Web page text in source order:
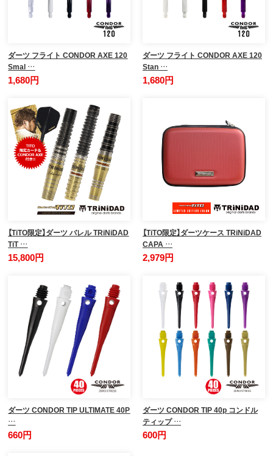
ダーツ フライト CONDOR AXE 120
Smal …
1,680円
ダーツ フライト CONDOR AXE 120
Stan …
1,680円
【TiTO限定】ダーツ バレル TRiNiDAD
TiT …
15,800円
【TiTO限定】ダーツケース TRiNiDAD
CAPA …
2,979円
ダーツ CONDOR TIP ULTIMATE 40P
…
660円
ダーツ CONDOR TIP 40p コンドル
ティップ …
600円